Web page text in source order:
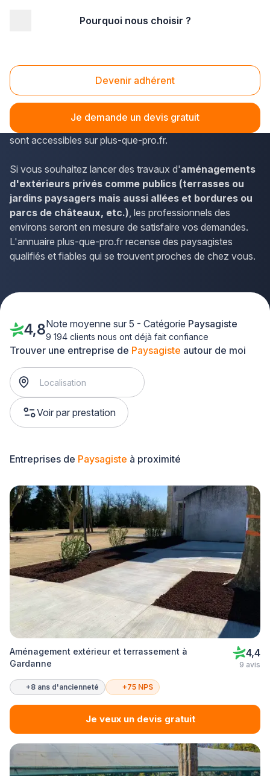
Pourquoi nous choisir ?
Devenir adhérent
Je demande un devis gratuit
Paysagiste Gignac-la-Nerthe (13180)
Les informations de contact des paysagistes de la
Provence-Alpes-Côte d'Azur et de Gignac-la-Nerthe
sont accessibles sur plus-que-pro.fr.
Si vous souhaitez lancer des travaux d'aménagements
d'extérieurs privés comme publics (terrasses ou
jardins paysagers mais aussi allées et bordures ou
parcs de châteaux, etc.), les professionnels des
environs seront en mesure de satisfaire vos demandes.
L'annuaire plus-que-pro.fr recense des paysagistes
qualifiés et fiables qui se trouvent proches de chez vous.
Trouver une entreprise de Paysagiste autour de moi
Voir par prestation
4,8Note moyenne sur 5 - Catégorie Paysagiste
9 194 clients nous ont déjà fait confiance
Entreprises de Paysagiste à proximité
Aménagement extérieur et terrassement à
Gardanne
4,4
9 avis
+8 ans d'ancienneté +75 NPS
Je veux un devis gratuit